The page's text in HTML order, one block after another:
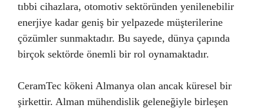
tıbbi cihazlara, otomotiv sektöründen yenilenebilir
enerjiye kadar geniş bir yelpazede müşterilerine
çözümler sunmaktadır. Bu sayede, dünya çapında
birçok sektörde önemli bir rol oynamaktadır.
CeramTec kökeni Almanya olan ancak küresel bir
şirkettir. Alman mühendislik geleneğiyle birleşen